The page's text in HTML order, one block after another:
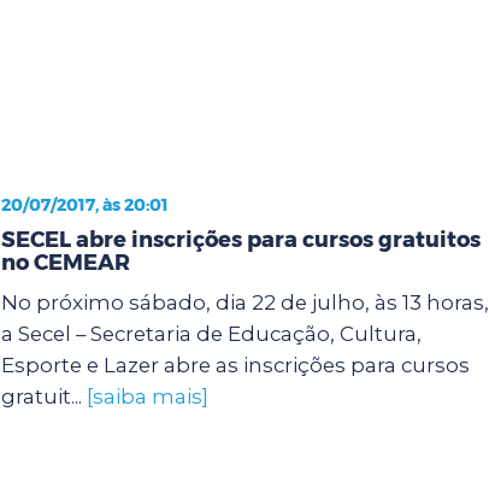
20/07/2017, às 20:01
SECEL abre inscrições para cursos gratuitos
no CEMEAR
No próximo sábado, dia 22 de julho, às 13 horas,
a Secel – Secretaria de Educação, Cultura,
Esporte e Lazer abre as inscrições para cursos
gratuit... [saiba mais]